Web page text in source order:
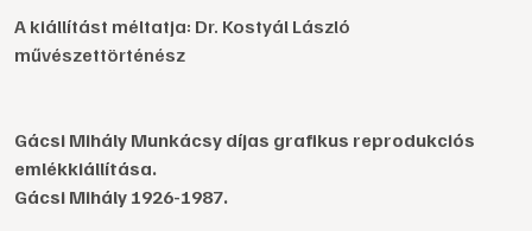
A kiállítást méltatja: Dr. Kostyál László
művészettörténész
Gácsi Mihály Munkácsy díjas grafikus reprodukciós
emlékkiállítása.
Gácsi Mihály 1926-1987.